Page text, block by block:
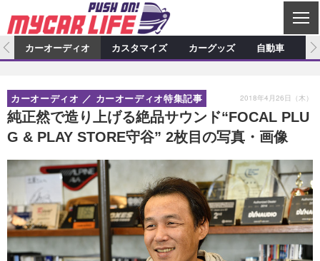
C
L
S
E
カーオーディオ
プロショップ検索 ショップ訪問記
カーオーディオニュース デモカー製作記
その他
カスタマイズ特集記事 カスタマイズ新製品情報
カスタマイズニュース
カーグッズ
カーグッズ特集記事 カーグッズ新製品情報
カーグッズニュース
自動車
ニュース 試乗記
スクープ
アクセスランキング
カーオーディオ カスタマイズ カーグッズ 自動車
純正然で造り上げる絶品サウンド“FOCAL PLU
G & PLAY STORE守谷” 2枚目の写真・画像
カーオーディオ カーオーディオ特集記事 2018年4月26日（木）